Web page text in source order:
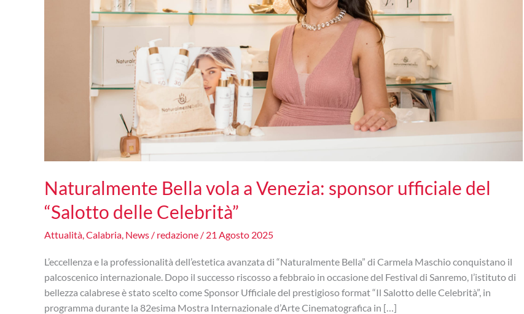
Naturalmente Bella vola a Venezia: sponsor ufficiale del
“Salotto delle Celebrità”
Attualità,Calabria, News / redazione / 21 Agosto 2025
L’eccellenza e la professionalità dell’estetica avanzata di “Naturalmente Bella” di Carmela Maschio conquistano il
palcoscenico internazionale. Dopo il successo riscosso a febbraio in occasione del Festival di Sanremo, l’istituto di
bellezza calabrese è stato scelto come Sponsor Ufficiale del prestigioso format “Il Salotto delle Celebrità”, in
programma durante la 82esima Mostra Internazionale d’Arte Cinematografica in […]